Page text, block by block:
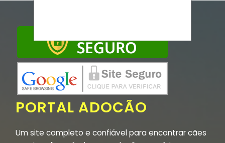
PORTAL ADOCÃO
Um site completo e confiável para encontrar cães